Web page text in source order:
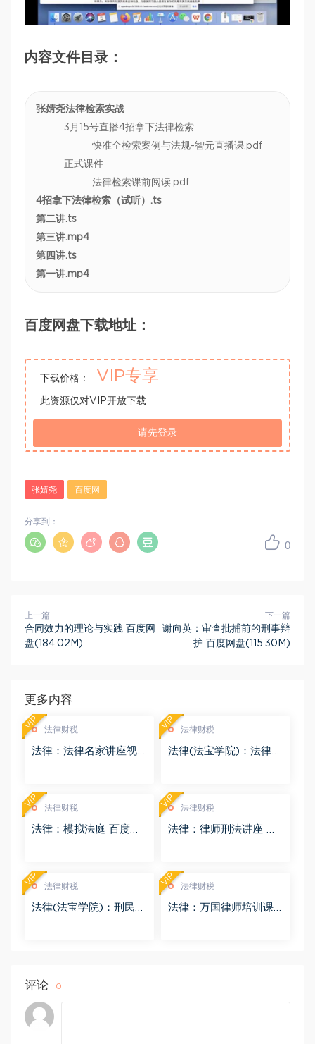
内容文件目录：
张婧尧法律检索实战
3月15号直播4招拿下法律检索
快准全检索案例与法规-智元直播课.pdf
正式课件
法律检索课前阅读.pdf
4招拿下法律检索（试听）.ts
第二讲.ts
第三讲.mp4
第四讲.ts
第一讲.mp4
百度网盘下载地址：
下载价格： VIP专享
此资源仅对VIP开放下载
请先登录
张婧尧 百度网
0
分享到：
上一篇
合同效力的理论与实践 百度网
盘(184.02M)
下一篇
谢向英：审查批捕前的刑事辩
护 百度网盘(115.30M)
更多内容
法律财税
法律：法律名家讲座视
VIP 法律财税
法律(法宝学院)：法律信
VIP
法律财税
法律：模拟法庭 百度网
VIP 法律财税
法律：律师刑法讲座 百
VIP
法律财税
法律(法宝学院)：刑民交
VIP 法律财税
法律：万国律师培训课
VIP
评论 0